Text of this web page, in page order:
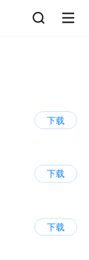
下载
下载
下载